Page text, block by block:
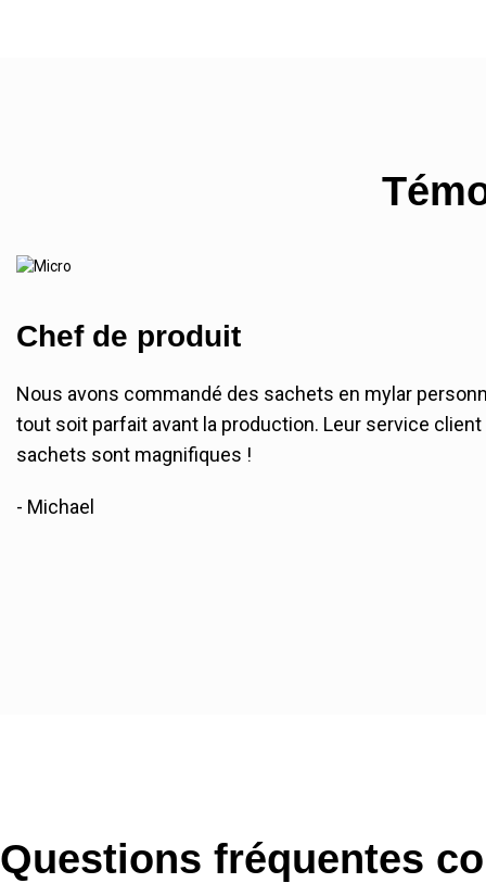
Chef de produit
Nous avons commandé des sachets en mylar
tout soit parfait avant la production. Leur service
sachets sont magnifiques !
- Michael
Questions fréquentes